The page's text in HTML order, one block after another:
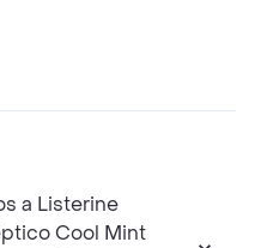
a Listerine
Cool Mint